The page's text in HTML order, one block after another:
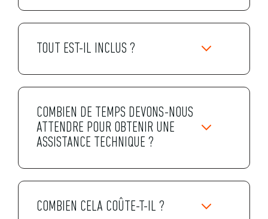
TOUT EST-IL INCLUS ?
COMBIEN DE TEMPS DEVONS-NOUS
ATTENDRE POUR OBTENIR UNE
ASSISTANCE TECHNIQUE ?
COMBIEN CELA COÛTE-T-IL ?